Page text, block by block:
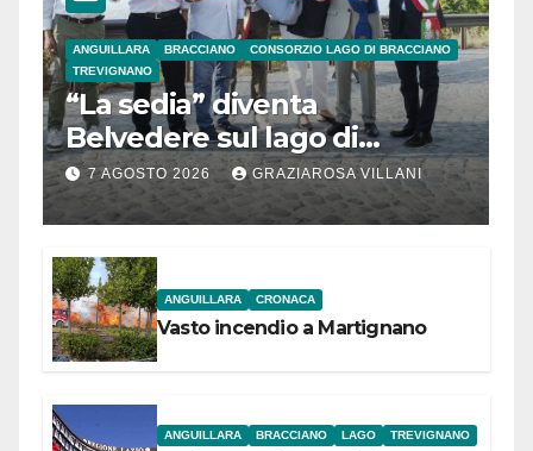
ANGUILLARA BRACCIANO
CONSORZIO LAGO DI BRACCIANO
TREVIGNANO
“La sedia” diventa
Belvedere sul lago di
Bracciano: ieri
l’inaugurazione
7 AGOSTO 2026 GRAZIAROSA VILLANI
ANGUILLARA CRONACA
Vasto incendio a Martignano
ANGUILLARA BRACCIANO LAGO TREVIGNANO